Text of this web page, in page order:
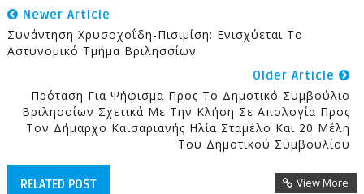
Newer Article
Συνάντηση Χρυσοχοΐδη-Πισιμίση: Ενισχύεται Το
Αστυνομικό Τμήμα Βριλησσίων
Older Article
Πρόταση Για Ψήφισμα Προς Το Δημοτικό Συμβούλιο
Βριλησσίων Σχετικά Με Την Κλήση Σε Απολογία Προς
Τον Δήμαρχο Καισαριανής Ηλία Σταμέλο Και 20 Μέλη
Του Δημοτικού Συμβουλίου
RELATED POST View More